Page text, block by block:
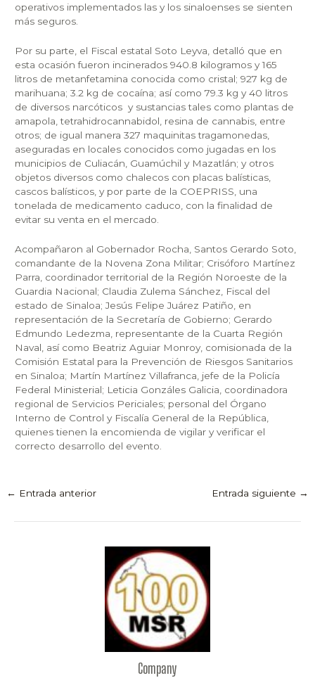
operativos implementados las y los sinaloenses se sienten
más seguros.
Por su parte, el Fiscal estatal Soto Leyva, detalló que en
esta ocasión fueron incinerados 940.8 kilogramos y 165
litros de metanfetamina conocida como cristal; 927 kg de
marihuana; 3.2 kg de cocaína; así como 79.3 kg y 40 litros
de diversos narcóticos y sustancias tales como plantas de
amapola, tetrahidrocannabidol, resina de cannabis, entre
otros; de igual manera 327 maquinitas tragamonedas,
aseguradas en locales conocidos como jugadas en los
municipios de Culiacán, Guamúchil y Mazatlán; y otros
objetos diversos como chalecos con placas balísticas,
cascos balísticos, y por parte de la COEPRISS, una
tonelada de medicamento caduco, con la finalidad de
evitar su venta en el mercado.
Acompañaron al Gobernador Rocha, Santos Gerardo Soto,
comandante de la Novena Zona Militar; Crisóforo Martínez
Parra, coordinador territorial de la Región Noroeste de la
Guardia Nacional; Claudia Zulema Sánchez, Fiscal del
estado de Sinaloa; Jesús Felipe Juárez Patiño, en
representación de la Secretaría de Gobierno; Gerardo
Edmundo Ledezma, representante de la Cuarta Región
Naval, así como Beatriz Aguiar Monroy, comisionada de la
Comisión Estatal para la Prevención de Riesgos Sanitarios
en Sinaloa; Martín Martínez Villafranca, jefe de la Policía
Federal Ministerial; Leticia Gonzáles Galicia, coordinadora
regional de Servicios Periciales; personal del Órgano
Interno de Control y Fiscalía General de la República,
quienes tienen la encomienda de vigilar y verificar el
correcto desarrollo del evento.
← Entrada anterior Entrada siguiente →
Company